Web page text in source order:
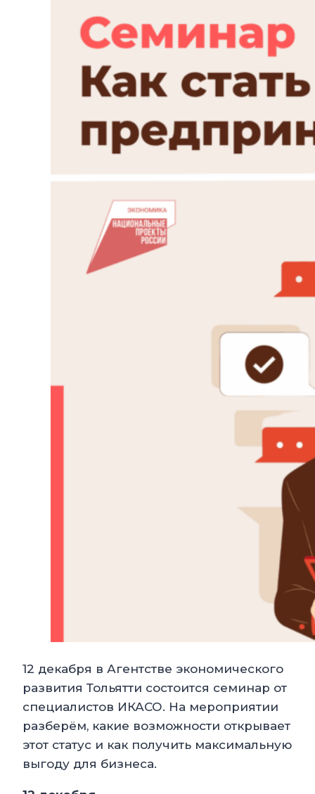
12 декабря в Агентстве экономического
развития Тольятти состоится семинар от
специалистов ИКАСО. На мероприятии
разберём, какие возможности открывает
этот статус и как получить максимальную
выгоду для бизнеса.